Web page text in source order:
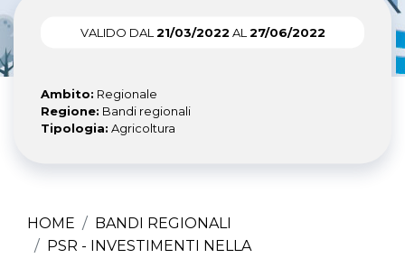
VALIDO DAL 21/03/2022 AL 27/06/2022
Ambito: Regionale
Regione: Bandi regionali
Tipologia: Agricoltura
HOME
BANDI REGIONALI
PSR - INVESTIMENTI NELLA